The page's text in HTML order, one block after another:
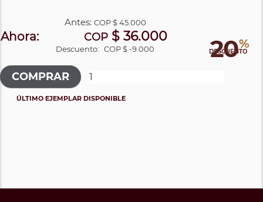
20%
DESCUENTO
Antes: COP$ 45.000
Ahora: COP $ 36.000
Descuento: COP $ -9.000
ÚLTIMO EJEMPLAR DISPONIBLE